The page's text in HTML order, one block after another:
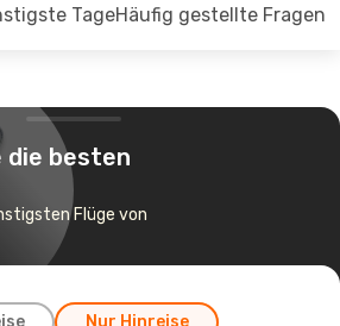
TageHäufig gestellte Fragen
die besten
Flüge von
Nur Hinreise